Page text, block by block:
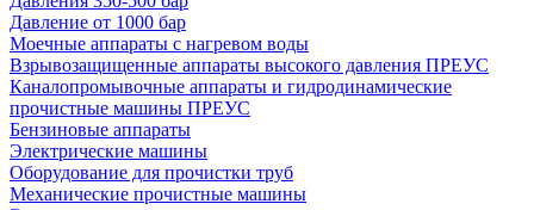
Давление от 1000 бар
Моечные аппараты с нагревом воды
Взрывозащищенные аппараты высокого давления ПРЕУС
Каналопромывочные аппараты и гидродинамические
прочистные машины ПРЕУС
Бензиновые аппараты
Электрические машины
Оборудование для прочистки труб
Механические прочистные машины